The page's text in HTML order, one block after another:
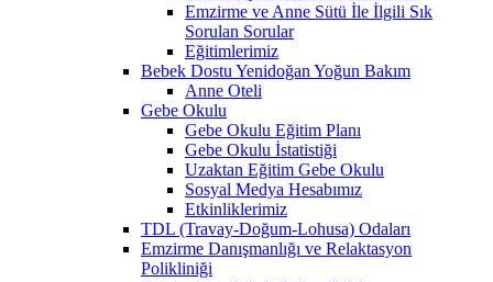
Emzirme ve Anne Sütü İle İlgili Sık
Sorulan Sorular
Eğitimlerimiz
Bebek Dostu Yenidoğan Yoğun Bakım
Anne Oteli
Gebe Okulu
Gebe Okulu Eğitim Planı
Gebe Okulu İstatistiği
Uzaktan Eğitim Gebe Okulu
Sosyal Medya Hesabımız
Etkinliklerimiz
TDL (Travay-Doğum-Lohusa) Odaları
Emzirme Danışmanlığı ve Relaktasyon
Polikliniği